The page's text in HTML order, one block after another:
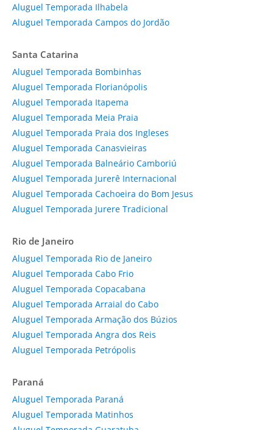
Aluguel Temporada Ilhabela
Aluguel Temporada Campos do Jordão
Santa Catarina
Aluguel Temporada Bombinhas
Aluguel Temporada Florianópolis
Aluguel Temporada Itapema
Aluguel Temporada Meia Praia
Aluguel Temporada Praia dos Ingleses
Aluguel Temporada Canasvieiras
Aluguel Temporada Balneário Camboriú
Aluguel Temporada Jurerê Internacional
Aluguel Temporada Cachoeira do Bom Jesus
Aluguel Temporada Jurere Tradicional
Rio de Janeiro
Aluguel Temporada Rio de Janeiro
Aluguel Temporada Cabo Frio
Aluguel Temporada Copacabana
Aluguel Temporada Arraial do Cabo
Aluguel Temporada Armação dos Búzios
Aluguel Temporada Angra dos Reis
Aluguel Temporada Petrópolis
Paraná
Aluguel Temporada Paraná
Aluguel Temporada Matinhos